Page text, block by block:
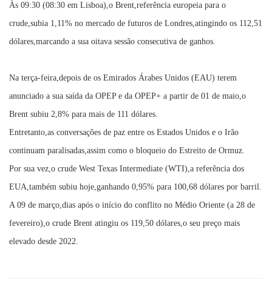
Às 09:30 (08:30 em Lisboa),o Brent,referência europeia para o
crude,subia 1,11% no mercado de futuros de Londres,atingindo os 112,51
dólares,marcando a sua oitava sessão consecutiva de ganhos.
Na terça-feira,depois de os Emirados Árabes Unidos (EAU) terem
anunciado a sua saída da OPEP e da OPEP+ a partir de 01 de maio,o
Brent subiu 2,8% para mais de 111 dólares.
Entretanto,as conversações de paz entre os Estados Unidos e o Irão
continuam paralisadas,assim como o bloqueio do Estreito de Ormuz.
Por sua vez,o crude West Texas Intermediate (WTI),a referência dos
EUA,também subiu hoje,ganhando 0,95% para 100,68 dólares por barril.
A 09 de março,dias após o início do conflito no Médio Oriente (a 28 de
fevereiro),o crude Brent atingiu os 119,50 dólares,o seu preço mais
elevado desde 2022.